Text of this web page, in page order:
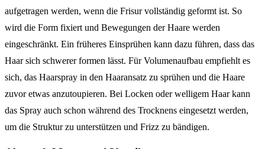
aufgetragen werden, wenn die Frisur vollständig geformt ist. So
wird die Form fixiert und Bewegungen der Haare werden
eingeschränkt. Ein früheres Einsprühen kann dazu führen, dass das
Haar sich schwerer formen lässt. Für Volumenaufbau empfiehlt es
sich, das Haarspray in den Haaransatz zu sprühen und die Haare
zuvor etwas anzutoupieren. Bei Locken oder welligem Haar kann
das Spray auch schon während des Trocknens eingesetzt werden,
um die Struktur zu unterstützen und Frizz zu bändigen.